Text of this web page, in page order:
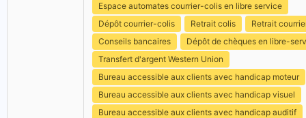
Espace automates courrier-colis en libre service
Dépôt courrier-colis
Retrait colis
Retrait
Conseils bancaires
Dépôt de chèques en libre-
Transfert d'argent Western Union
Bureau accessible aux clients avec handicap moteur
Bureau accessible aux clients avec handicap visuel
Bureau accessible aux clients avec handicap auditif